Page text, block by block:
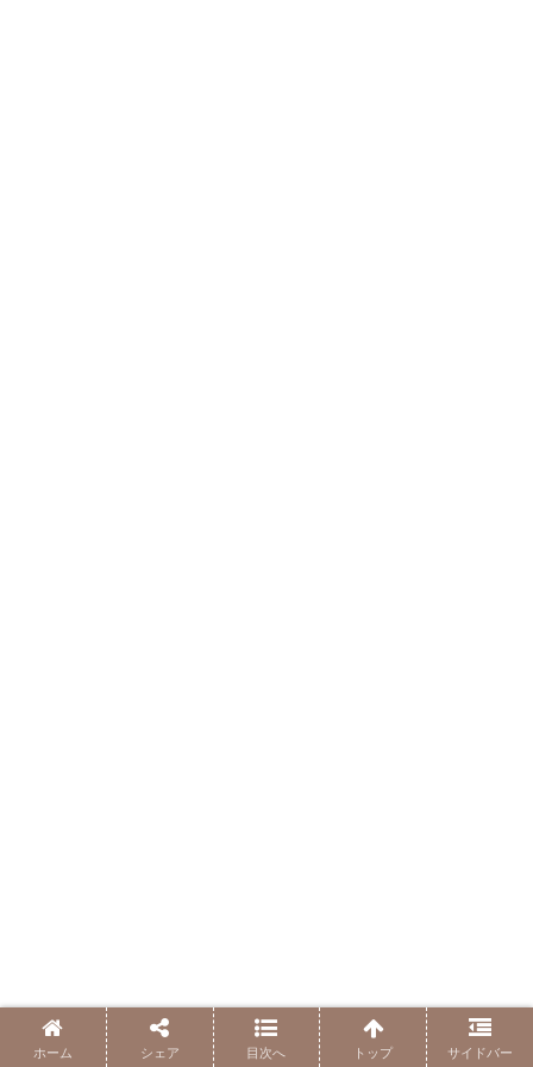
ホーム シェア 目次へ トップ サイドバー